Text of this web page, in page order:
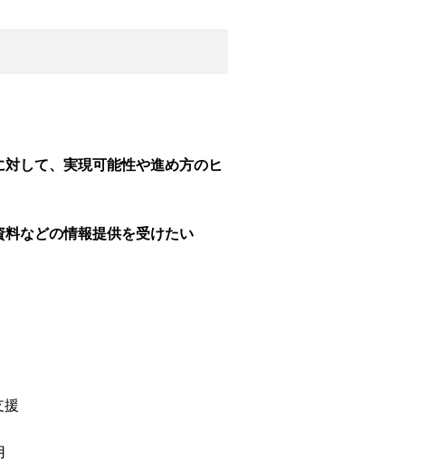
して、実現可能性や進め方のヒ
などの情報提供を受けたい
援